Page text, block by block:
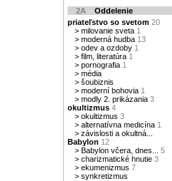
2A Oddelenie
priateľstvo so svetom 20
> milovanie sveta 1
> moderná hudba 13
> odev a ozdoby 1
> film, literatúra 1
> pornografia 1
> média
> šoubiznis
> moderní bohovia 1
> modly 2. prikázania 3
okultizmus 4
> okultizmus 3
> alternatívna medicína 1
> závislosti a okultná...
Babylon 12
> Babylon včera, dnes...
5
> charizmatické hnutie 3
> ekumenizmus 7
> synkretizmus